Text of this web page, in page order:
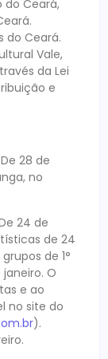
do Ceará,
do Ceará.
Vale,
da Lei
e
De 28 de
no
24 de
de 24
de 1°
O
e ao
no site do
).